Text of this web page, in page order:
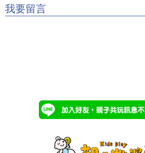
我要留言